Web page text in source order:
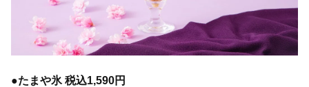
●たまや氷 税込1,590円